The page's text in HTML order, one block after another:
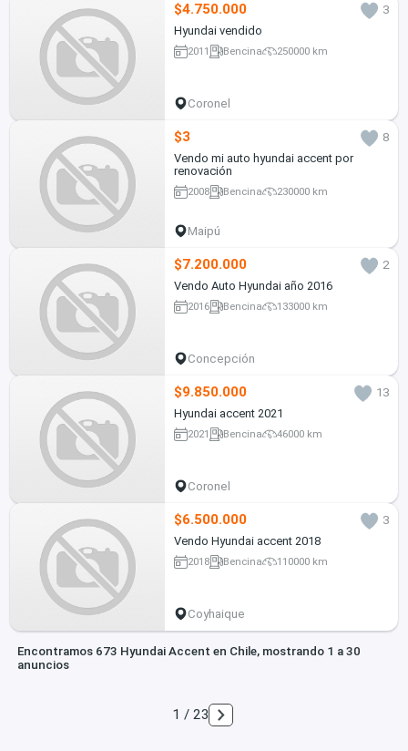
$4.750.000
3
Hyundai vendido
2011 Bencina 250000 km
Coronel
$3
8
Vendo mi auto hyundai accent por
renovación
2008 Bencina 230000 km
Maipú
$7.200.000
2
Vendo Auto Hyundai año 2016
2016 Bencina 133000 km
Concepción
$9.850.000
13
Hyundai accent 2021
2021 Bencina 46000 km
Coronel
$6.500.000
3
Vendo Hyundai accent 2018
2018 Bencina 110000 km
Coyhaique
Encontramos 673 Hyundai Accent en Chile, mostrando 1 a 30
anuncios
1 / 23